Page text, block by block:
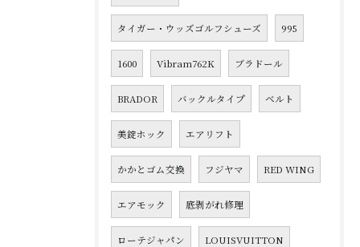
タイガー・ウッズゴルフシューズ 995
1600 Vibram762K ブラドール
BRADOR バックルタイプ ベルト
美錠ホック エアリフト
かかとゴム交換 フジヤマ RED WING
エアモック 底剥がれ修理
ローテジャパン LOUISVUITTON